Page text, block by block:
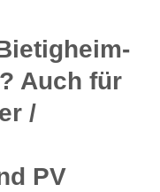
Auch für
/
PV